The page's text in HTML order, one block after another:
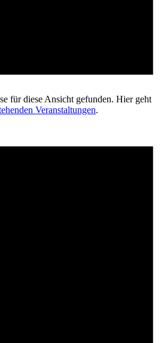
für diese Ansicht gefunden. Hier geht
Veranstaltungen.